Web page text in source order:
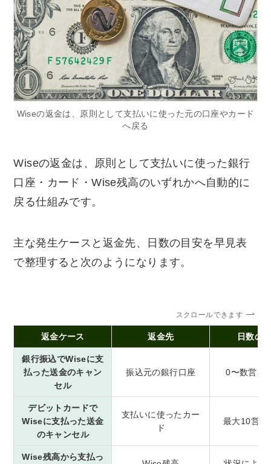
Wiseの返金は、原則として支払いに使った元の口座やカード
へ戻る
Wiseの返金は、原則として支払いに使った銀行
口座・カード・Wise残高のいずれかへ自動的に
戻る仕組みです。
主な発生ケースと返金先、日数の目安を早見表
で整理すると次のようになります。
スクロールできます
返金ケース 返金先 日数の
銀行振込でWiseに支
払った送金のキャン
セル
振込元の銀行口座 0〜数営業
デビットカードで
Wiseに支払った送金
のキャンセル
支払いに使ったカー
ド
最大10営業
Wise残高から支払っ